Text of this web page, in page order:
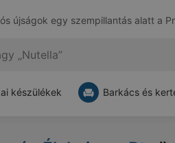
újságok egy szempillantás alatt a
készülékek Barkács és